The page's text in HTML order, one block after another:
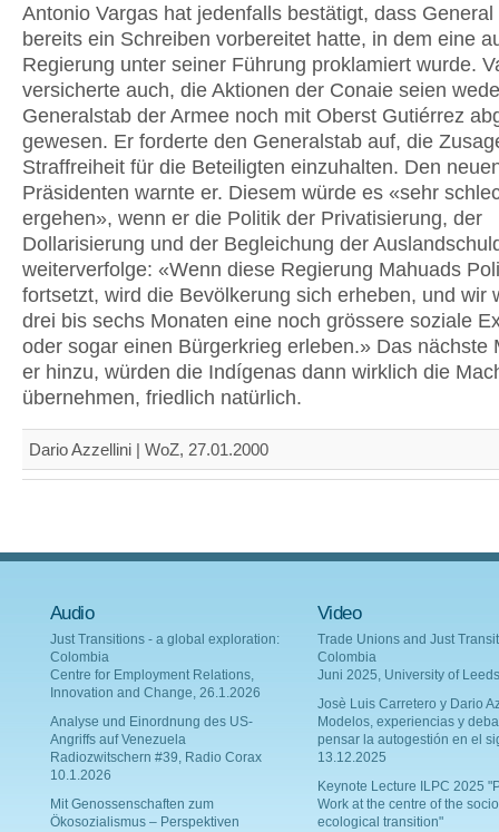
Antonio Vargas hat jedenfalls bestätigt, dass
bereits ein Schreiben vorbereitet hatte, in dem eine
Regierung unter seiner Führung proklamiert wurde.
versicherte auch, die Aktionen der Conaie seien
Generalstab der Armee noch mit Oberst Gutiérrez
gewesen. Er forderte den Generalstab auf, die
Straffreiheit für die Beteiligten einzuhalten. Den
Präsidenten warnte er. Diesem würde es «sehr
ergehen», wenn er die Politik der Privatisierung, der
Dollarisierung und der Begleichung der
weiterverfolge: «Wenn diese Regierung Mahuads
fortsetzt, wird die Bevölkerung sich erheben, und wir
drei bis sechs Monaten eine noch grössere soziale
oder sogar einen Bürgerkrieg erleben.» Das nächste
er hinzu, würden die Indígenas dann wirklich die
übernehmen, friedlich natürlich.
Dario Azzellini | WoZ, 27.01.2000
Audio
Just Transitions - a global exploration:
Colombia
Centre for Employment Relations,
Innovation and Change, 26.1.2026
Analyse und Einordnung des US-
Angriffs auf Venezuela
Radiozwitschern #39, Radio Corax
10.1.2026
Mit Genossenschaften zum
Ökosozialismus – Perspektiven
Video
Trade Unions and Just
Colombia
Juni 2025, University of Leeds
Josè Luis Carretero y Dario
Modelos, experiencias y
pensar la autogestión en el
13.12.2025
Keynote Lecture ILPC 2025
Work at the centre of the
ecological transition"